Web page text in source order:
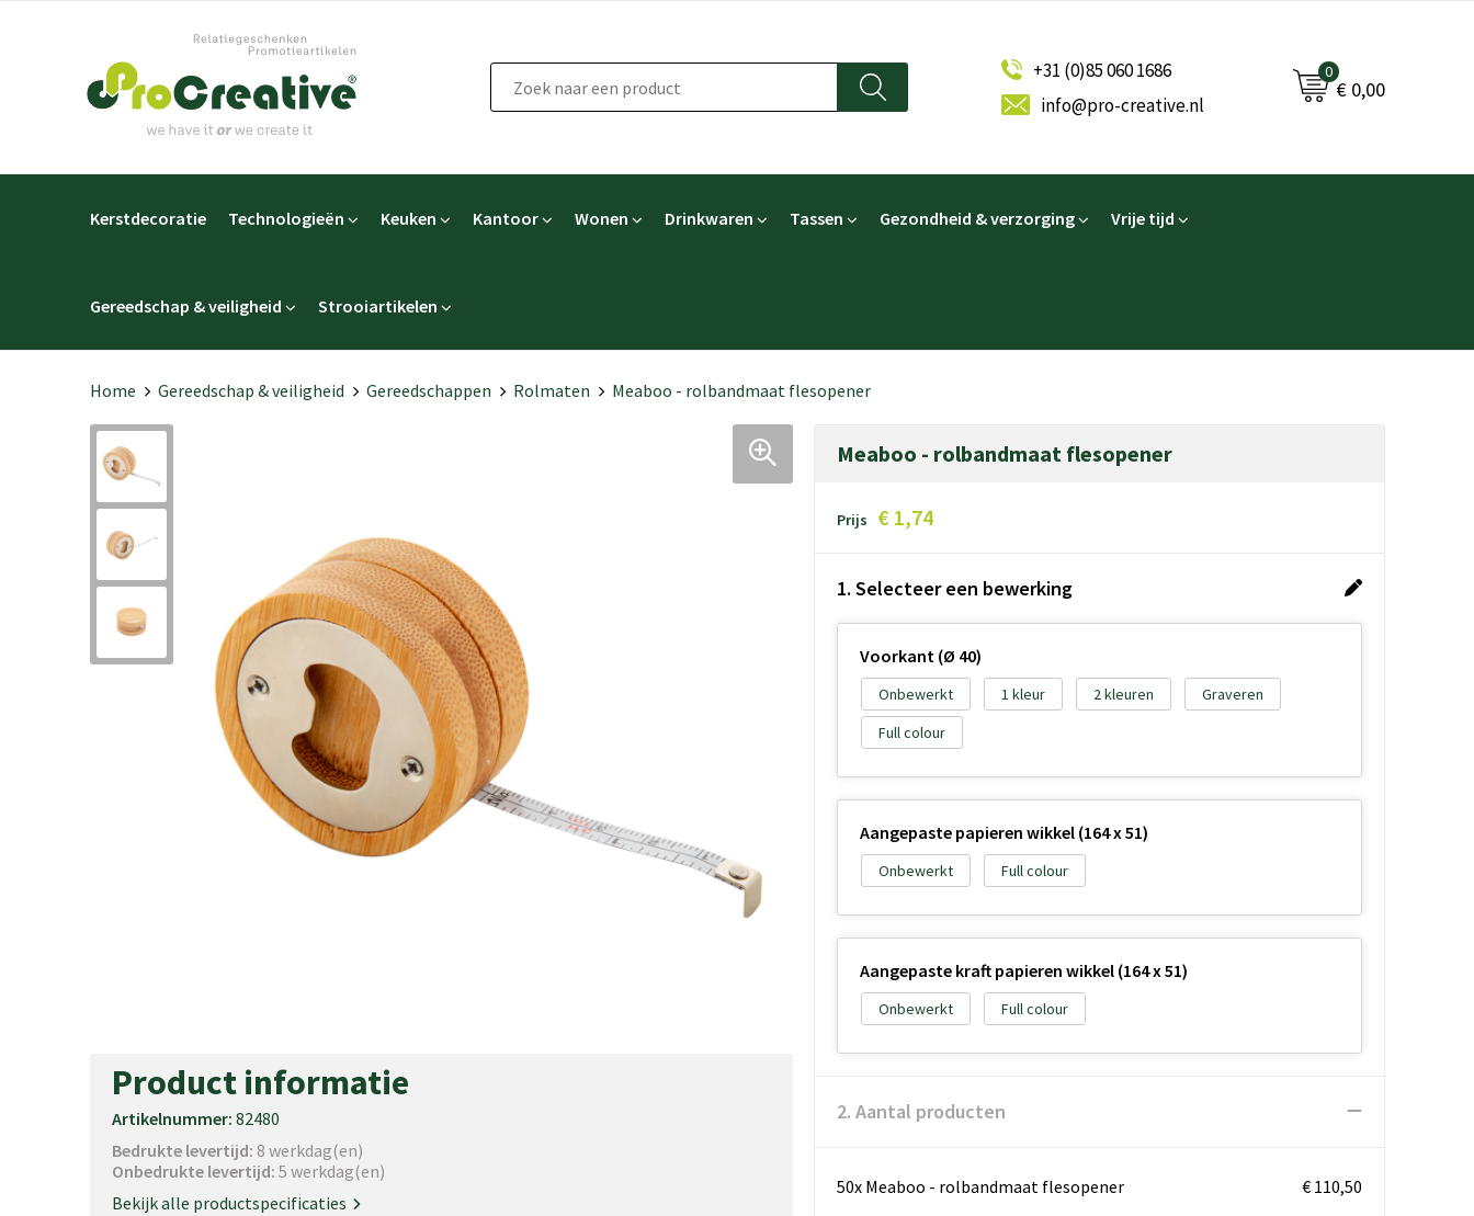
+31 (0)85 060 1686
info@pro-creative.nl
0
€ 0,00
Kerstdecoratie Technologieën Keuken Kantoor Wonen Drinkwaren Tassen Gezondheid & verzorging Vrije tijd
Gereedschap & veiligheid Strooiartikelen
Home Gereedschap & veiligheid Gereedschappen Rolmaten Meaboo - rolbandmaat flesopener
Product informatie
Artikelnummer: 82480
Bedrukte levertijd: 8 werkdag(en)
Onbedrukte levertijd: 5 werkdag(en)
Bekijk alle productspecificaties
Meaboo - rolbandmaat flesopener
Prijs € 1,74
1. Selecteer een bewerking
Voorkant (Ø 40)
Onbewerkt 1 2
Graveren
Full colour
Aangepaste papieren wikkel (164 x 51)
Onbewerkt Full colour
Aangepaste kraft papieren wikkel (164 x 51)
Onbewerkt Full colour
2. Aantal producten
50x Meaboo - rolbandmaat flesopener € 110,50